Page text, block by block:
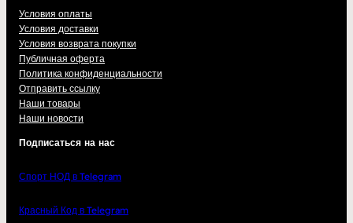
Условия оплаты
Условия доставки
Условия возврата покупки
Публичная оферта
Политика конфиденциальности
Отправить ссылку
Наши товары
Наши новости
Подписаться на нас
Спорт НОД в Telegram
Красный Код в Telegram